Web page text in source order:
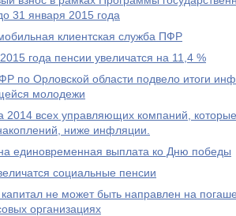
31 января 2015 года
клиентская служба ПФР
года пенсии увеличатся на 11,4 %
по Орловской области подвело итоги
молодежи
2014 всех управляющих компаний,
ниже инфляции.
единовременная выплата ко Дню победы
социальные пенсии
не может быть направлен на
организациях